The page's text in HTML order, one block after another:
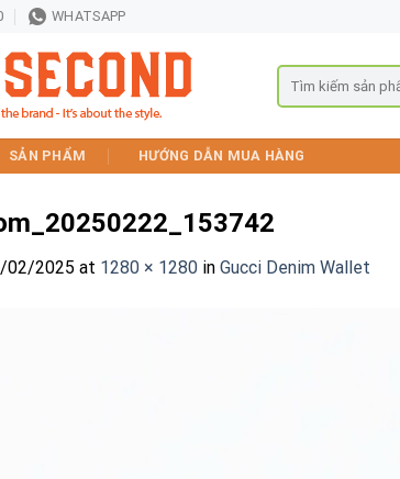
WHATSAPP
SẢN PHẨM HƯỚNG DẪN MUA HÀNG
02/2025 at 1280 × 1280 in Gucci Denim Wallet